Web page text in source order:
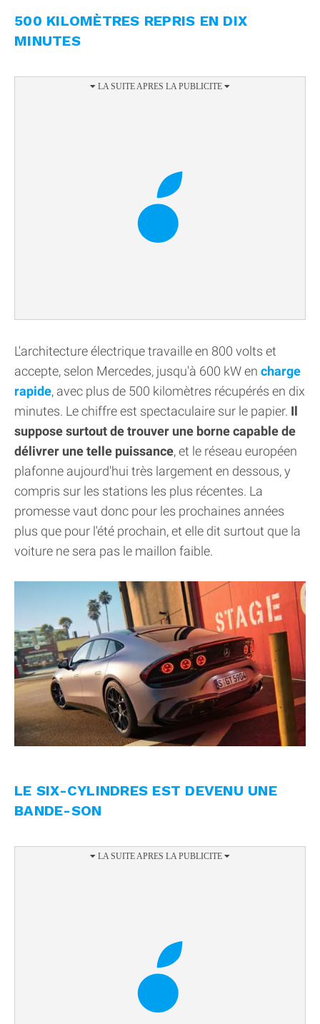
500 KILOMÈTRES REPRIS EN DIX
MINUTES
L'architecture électrique travaille en 800 volts et
accepte, selon Mercedes, jusqu'à 600 kW en charge
rapide, avec plus de 500 kilomètres récupérés en dix
minutes. Le chiffre est spectaculaire sur le papier. Il
suppose surtout de trouver une borne capable de
délivrer une telle puissance, et le réseau européen
plafonne aujourd'hui très largement en dessous, y
compris sur les stations les plus récentes. La
promesse vaut donc pour les prochaines années
plus que pour l'été prochain, et elle dit surtout que la
voiture ne sera pas le maillon faible.
LE SIX-CYLINDRES EST DEVENU UNE
BANDE-SON